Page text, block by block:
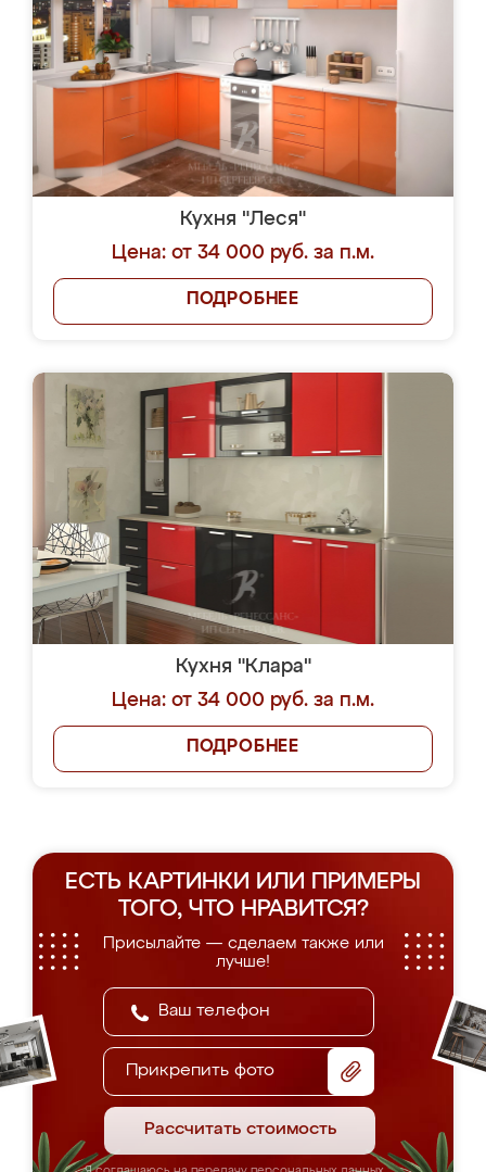
Кухня "Леся"
Цена: от 34 000 руб. за п.м.
ПОДРОБНЕЕ
Кухня "Клара"
Цена: от 34 000 руб. за п.м.
ПОДРОБНЕЕ
ЕСТЬ КАРТИНКИ ИЛИ ПРИМЕРЫ
ТОГО, ЧТО НРАВИТСЯ?
Присылайте — сделаем также или
лучше!
Прикрепить фото
Рассчитать стоимость